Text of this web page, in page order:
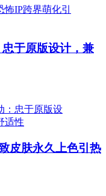
于原版设计，兼
皮肤永久上色引热